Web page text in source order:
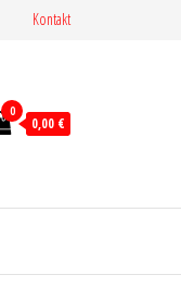
Kontakt
0
0,00 €